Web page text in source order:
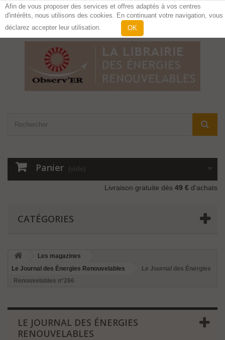
Contactez-nous
Panier (vide)
Livraison gratuite dès 49 € d'achats
CATÉGORIES
Les magazines
Le Journal des Énergies Renouvelables
Le Journal des Énergies
Renouvelables n°266
LE JOURNAL DES ÉNERGIES
RENOUVELABLES
Afin de vous proposer des services et offres adaptés à vos centres
d'intérêts, nous utilisons des cookies. En continuant votre navigation, vous
déclarez accepter leur utilisation.
OK